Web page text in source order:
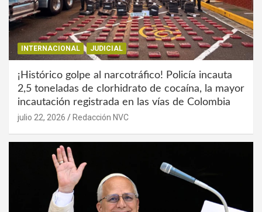
INTERNACIONAL JUDICIAL
¡Histórico golpe al narcotráfico! Policía incauta
2,5 toneladas de clorhidrato de cocaína, la mayor
incautación registrada en las vías de Colombia
julio 22, 2026 Redacción NVC